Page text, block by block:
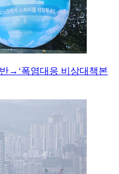
→‘폭염대응 비상대책본